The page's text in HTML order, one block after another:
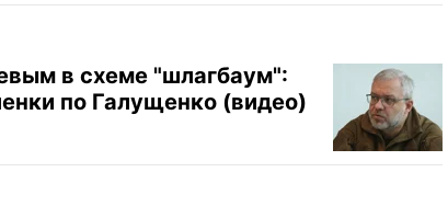
в схеме "шлагбаум":
по Галущенко (видео)